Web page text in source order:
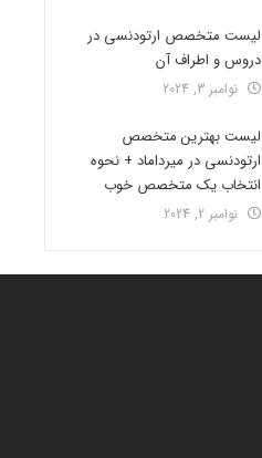
لیست متخصص ارتودنسی در
دروس و اطراف آن
نوامبر 3, 2024
لیست بهترین متخصص
ارتودنسی در میرداماد + نحوه
انتخاب یک متخصص خوب
نوامبر 2, 2024